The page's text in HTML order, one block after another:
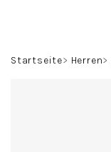
Startseite Herren